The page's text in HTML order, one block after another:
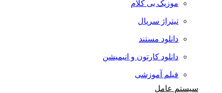
موزیک بی کلام
تیتراژ سریال
دانلود مستند
دانلود کارتون و انیمیشن
فیلم آموزشی
سیستم عامل